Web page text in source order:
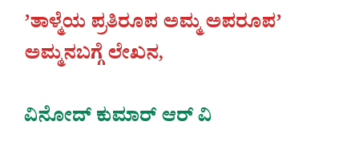
ʼತಾಳ್ಮೆಯ ಪ್ರತಿರೂಪ ಅಮ್ಮ ಅಪರೂಪʼ
ಅಮ್ಮನಬಗ್ಗೆ ಲೇಖನ,
ವಿನೋದ್ ಕುಮಾರ್ ಆರ್ ವಿ